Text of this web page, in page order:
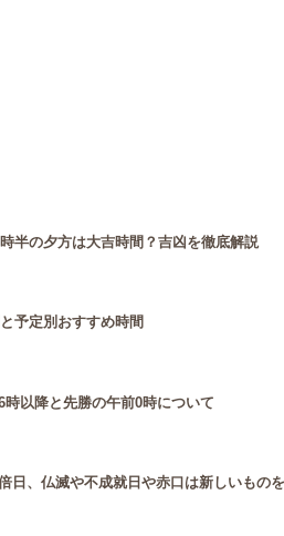
半の夕方は大吉時間？吉凶を徹底解説
予定別おすすめ時間
以降と先勝の午前0時について
日、仏滅や不成就日や赤口は新しいもの